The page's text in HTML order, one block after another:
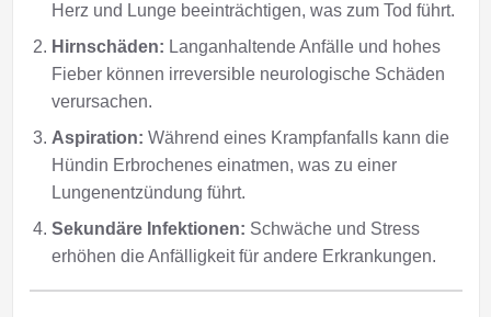
Herz und Lunge beeinträchtigen, was zum Tod führt.
Hirnschäden: Langanhaltende Anfälle und hohes
Fieber können irreversible neurologische Schäden
verursachen.
Aspiration: Während eines Krampfanfalls kann die
Hündin Erbrochenes einatmen, was zu einer
Lungenentzündung führt.
Sekundäre Infektionen: Schwäche und Stress
erhöhen die Anfälligkeit für andere Erkrankungen.